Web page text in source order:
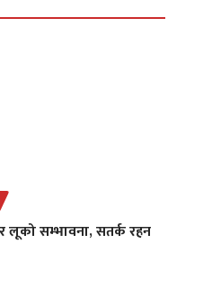
र लूको सम्भावना, सतर्क रहन